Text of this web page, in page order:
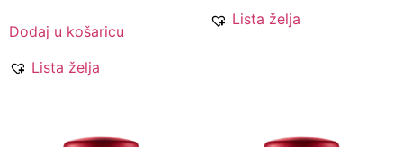
Dodaj u košaricu
Lista želja
Lista želja